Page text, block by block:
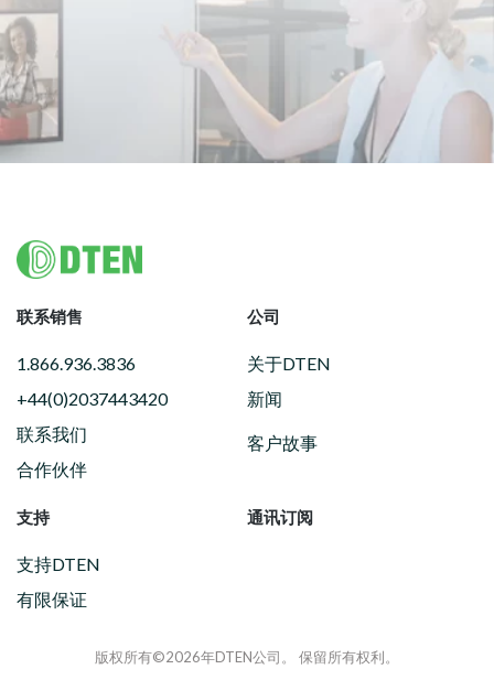
Footer
联系销售
1.866.936.3836
+44(0)2037443420
联系我们
合作伙伴
公司
关于DTEN
新闻
客户故事
支持
支持DTEN
有限保证
通讯订阅
版权所有©2026年DTEN公司。 保留所有权利。